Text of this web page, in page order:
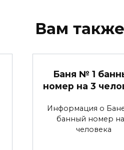
Вам
Баня № 1
номер на 3
Информация о
банный номер
человека